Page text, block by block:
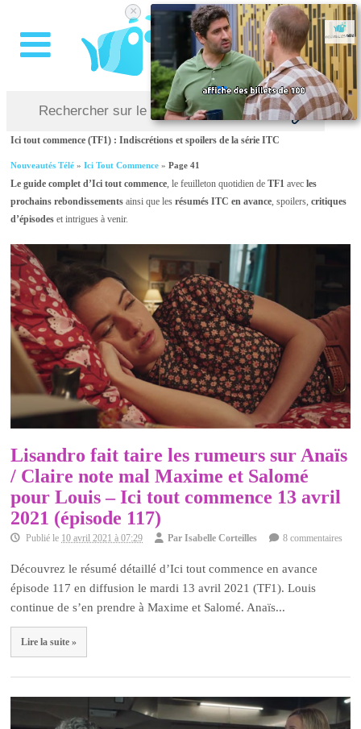
Ici tout commence (TF1) : Indiscrétions et spoilers de la série ITC
Nouveautés Télé »Ici Tout Commence »Page 41
Le guide complet d’Ici tout commence, le feuilleton quotidien deTF1 avecles
prochains rebondissements ainsi que lesrésumés ITC en avance, spoilers,critiques
d’épisodes et intrigues à venir.
Lisandro fait taire les rumeurs sur Anaïs
/ Claire note mal Maxime et Salomé
pour Louis – Ici tout commence 13 avril
2021 (épisode 117)
Publié le 10 avril 2021 à 07:29 ParIsabelle Corteilles 8 commentaires
Découvrez le résumé détaillé d’Ici tout commence en avance
épisode 117 en diffusion le mardi 13 avril 2021 (TF1). Louis
continue de s’en prendre à Maxime et Salomé. Anaïs...
Lire la suite »
×